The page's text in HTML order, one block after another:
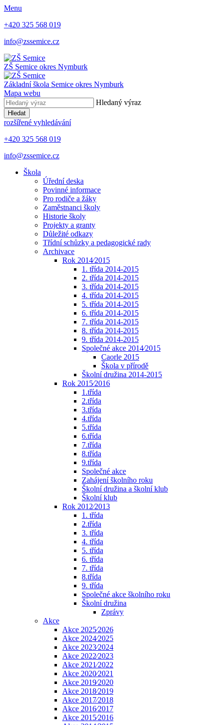
Menu
+420 325 568 019
info@zssemice.cz
ZŠ Semice okres Nymburk
Základní škola Semice okres Nymburk
Mapa webu
Hledaný výraz
Hledat
rozšířené vyhledávání
+420 325 568 019
info@zssemice.cz
Škola
Úřední deska
Povinné informace
Pro rodiče a žáky
Zaměstnanci školy
Historie školy
Projekty a granty
Důležité odkazy
Třídní schůzky a pedagogické rady
Archivace
Rok 2014⁄2015
1. třída 2014-2015
2. třída 2014-2015
3. třída 2014-2015
4. třída 2014-2015
5. třída 2014-2015
6. třída 2014-2015
7. třída 2014-2015
8. třída 2014-2015
9. třída 2014-2015
Společné akce 2014⁄2015
Caorle 2015
Škola v přírodě
Školní družina 2014-2015
Rok 2015⁄2016
1.třída
2.třída
3.třída
4.třída
5.třída
6.třída
7.třída
8.třída
9.třída
Společné akce
Zahájení školního roku
Školní družina a školní klub
Školní klub
Rok 2012⁄2013
1. třída
2.třída
3. třída
4. třída
5. třída
6. třída
7. třída
8.třída
9. třída
Společné akce školního roku
Školní družina
Zprávy
Akce
Akce 2025⁄2026
Akce 2024⁄2025
Akce 2023⁄2024
Akce 2022⁄2023
Akce 2021⁄2022
Akce 2020⁄2021
Akce 2019⁄2020
Akce 2018⁄2019
Akce 2017⁄2018
Akce 2016⁄2017
Akce 2015⁄2016